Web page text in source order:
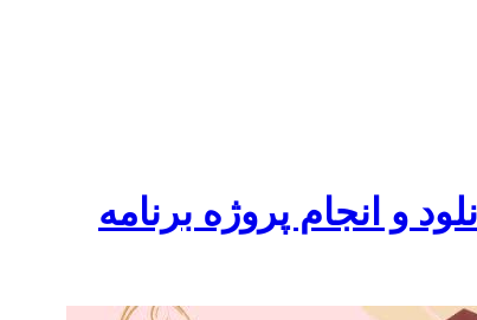
و انجام پروژه برنامه